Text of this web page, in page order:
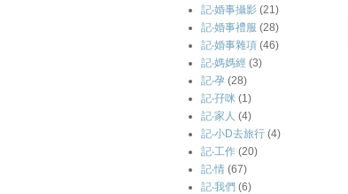
記‧婚事攝影 (21)
記‧婚事禮服 (28)
記‧婚事雜項 (46)
記‧媽媽經 (3)
記‧孕 (28)
記‧孖咪 (1)
記‧家人 (4)
記‧小D去旅行 (4)
記‧工作 (20)
記‧情 (67)
記‧我們 (6)